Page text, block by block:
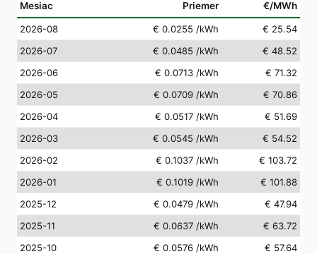
Mesiac Priemer €/MWh
2026-08 € 0.0255 /kWh
€ 25.54
2026-07
€ 0.0485 /kWh
€ 48.52
2026-06
€ 0.0713 /kWh
€ 71.32
2026-05
€ 0.0709 /kWh
€ 70.86
2026-04
€ 0.0517 /kWh
€ 51.69
2026-03
€ 0.0545 /kWh
€ 54.52
2026-02
€ 0.1037 /kWh
€ 103.72
2026-01
€ 0.1019 /kWh
€ 101.88
2025-12
€ 0.0479 /kWh
€ 47.94
2025-11
€ 0.0637 /kWh
€ 63.72
2025-10
€ 0.0576 /kWh
€ 57.64